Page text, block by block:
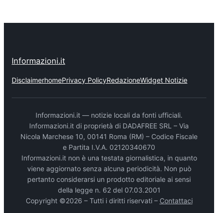
Informazioni.it
DisclaimerhomePrivacy PolicyRedazioneWidget Notizie
Informazioni.it — notizie locali da fonti ufficiali.
Informazioni.it di proprietà di DADAFREE SRL – Via
Nicola Marchese 10, 00141 Roma (RM) – Codice Fiscale
e Partita I.V.A. 02120340670
Informazioni.it non è una testata giornalistica, in quanto
viene aggiornato senza alcuna periodicità. Non può
pertanto considerarsi un prodotto editoriale ai sensi
della legge n. 62 del 07.03.2001
Copyright ©2026 – Tutti i diritti riservati – Contattaci